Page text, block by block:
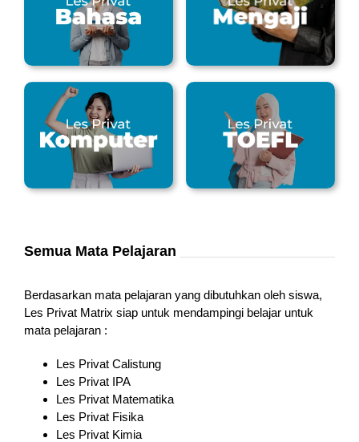
Semua Mata Pelajaran
Berdasarkan mata pelajaran yang dibutuhkan oleh siswa,
Les Privat Matrix siap untuk mendampingi belajar untuk
mata pelajaran :
Les Privat Calistung
Les Privat IPA
Les Privat Matematika
Les Privat Fisika
Les Privat Kimia